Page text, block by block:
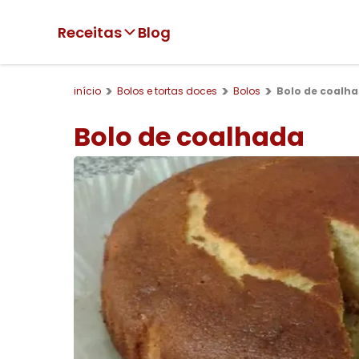
Receitas Blog
início Bolos e tortas doces Bolos Bolo de
Bolo de coalhada